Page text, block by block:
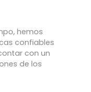
hemos
confiables
con un
de los